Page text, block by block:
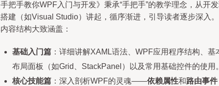
把手教你WPF入门与开发》秉承“手把手”的教学理念，从开
建（如Visual Studio）讲起，循序渐进，引导读者逐步深入。
容结构大致涵盖：
基础入门篇 ：详细讲解XAML语法、WPF应用程序结构、基
布局面板（如Grid、StackPanel）以及常用基础控件的使用
核心技能篇 ：深入剖析WPF的灵魂——依赖属性和路由事件